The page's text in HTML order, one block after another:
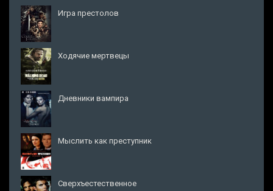
Игра престолов
Ходячие мертвецы
Дневники вампира
Мыслить как преступник
Сверхъестественное